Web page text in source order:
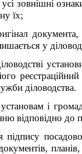
зовнішні
їх;
у
діловодства.
і
відповідно до
підпису